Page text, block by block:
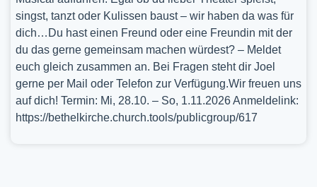
singst, tanzt oder Kulissen baust – wir haben da was für
dich…Du hast einen Freund oder eine Freundin mit der
du das gerne gemeinsam machen würdest? – Meldet
euch gleich zusammen an. Bei Fragen steht dir Joel
gerne per Mail oder Telefon zur Verfügung.Wir freuen uns
auf dich! Termin: Mi, 28.10. – So, 1.11.2026 Anmeldelink:
https://bethelkirche.church.tools/publicgroup/617